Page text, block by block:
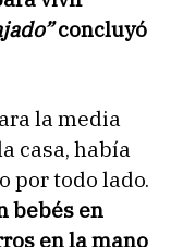
concluyó
la media
casa, había
por todo lado.
bebés en
en la mano